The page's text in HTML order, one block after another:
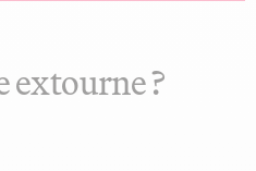
extourne ?